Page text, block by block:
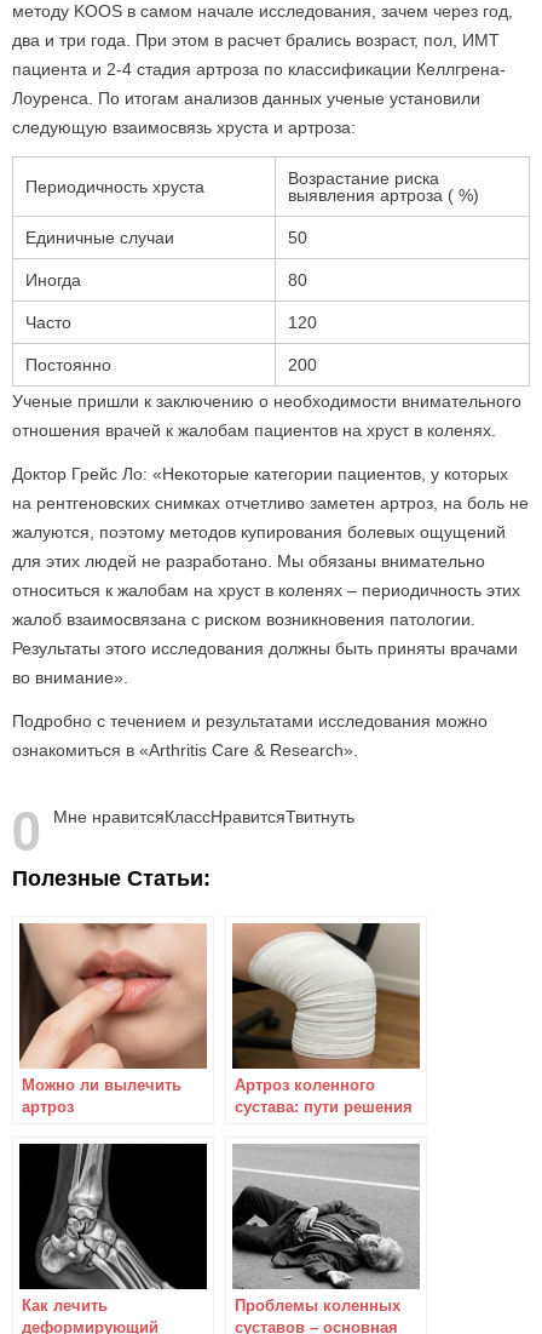
методу KOOS в самом начале исследования, зачем через год,
два и три года. При этом в расчет брались возраст, пол, ИМТ
пациента и 2-4 стадия артроза по классификации Келлгрена-
Лоуренса. По итогам анализов данных ученые установили
следующую взаимосвязь хруста и артроза:
Периодичность хруста
Возрастание риска
выявления артроза ( %)
Единичные случаи 50
Иногда 80
Часто 120
Постоянно
200
Ученые пришли к заключению о необходимости внимательного
отношения врачей к жалобам пациентов на хруст в коленях.
Доктор Грейс Ло: «Некоторые категории пациентов, у которых
на рентгеновских снимках отчетливо заметен артроз, на боль не
жалуются, поэтому методов купирования болевых ощущений
для этих людей не разработано. Мы обязаны внимательно
относиться к жалобам на хруст в коленях – периодичность этих
жалоб взаимосвязана с риском возникновения патологии.
Результаты этого исследования должны быть приняты врачами
во внимание».
Подробно с течением и результатами исследования можно
ознакомиться в «Arthritis Care & Research».
0 Мне нравитсяКлассНравитсяТвитнуть
Полезные Статьи:
Можно ли вылечить
артроз
суставов?
Артроз коленного
сустава: пути решения
Как лечить
деформирующий
Проблемы коленных
суставов – основная